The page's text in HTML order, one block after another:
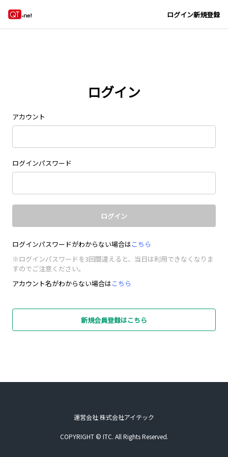
ログイン新規登録
ログイン
アカウント
ログインパスワード
ログイン
ログインパスワードがわからない場合はこちら
※ログインパスワードを3回間違えると、当日は利用できなくなりま
すのでご注意ください。
アカウント名がわからない場合はこちら
新規会員登録はこちら
運営会社 株式会社アイテック
COPYRIGHT © ITC. All Rights Reserved.